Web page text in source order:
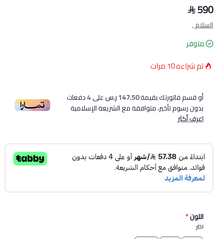
590
السلام ,
متوفر
تم شراءه10 مرات
أو قسم فاتورتك بقيمة147.50 ر.س على4دفعات
بدون رسوم تأخير، متوافقة مع الشريعة الإسلامية
اعرف أكثر
اللون*
اختر